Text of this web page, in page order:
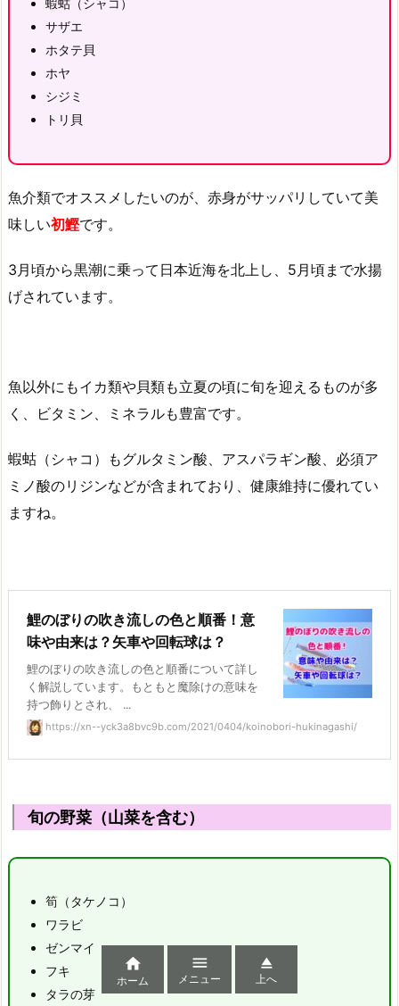
蝦蛄（シャコ）
サザエ
ホタテ貝
ホヤ
シジミ
トリ貝
魚介類でオススメしたいのが、赤身がサッパリしていて美
味しい初鰹です。
3月頃から黒潮に乗って日本近海を北上し、5月頃まで水揚
げされています。
魚以外にもイカ類や貝類も立夏の頃に旬を迎えるものが多
く、ビタミン、ミネラルも豊富です。
蝦蛄（シャコ）もグルタミン酸、アスパラギン酸、必須ア
ミノ酸のリジンなどが含まれており、健康維持に優れてい
ますね。
鯉のぼりの吹き流しの色と順番！意
味や由来は？矢車や回転球は？
鯉のぼりの吹き流しの色と順番について詳し
く解説しています。もともと魔除けの意味を
持つ飾りとされ、 ...
https://xn--yck3a8bvc9b.com/2021/0404/koinobori-hukinagashi/
旬の野菜（山菜を含む）
筍（タケノコ）
ワラビ
ゼンマイ
フキ
タラの芽

ホーム

メニュー

上へ